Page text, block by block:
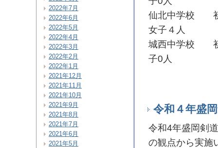
仙北中学校 初
女子４人
城西中学校 初
子0人
令和４年盛
令和4年盛岡剣
の観点から実施
2022年7月
2022年6月
2022年5月
2022年4月
2022年3月
2022年2月
2022年1月
2021年12月
2021年11月
2021年10月
2021年9月
2021年8月
2021年7月
2021年6月
2021年5月